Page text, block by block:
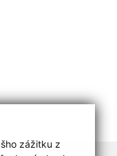
zážitku z